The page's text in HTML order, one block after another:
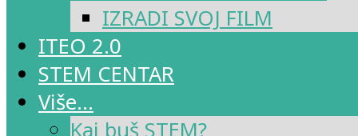
IZRADI SVOJ FILM
ITEO 2.0
STEM CENTAR
Više…
Kaj buš STEM?